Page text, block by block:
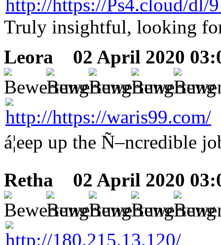
Truly insightful, looking
Leora
02 April 2020
á¦eep up the
Retha
02 April 2020